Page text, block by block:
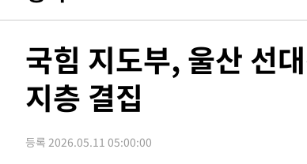
-7872초 전 >'월드컵 탈락 후폭풍' 축구협회…초유의 압수
-7274초 전 > [속보]종합특검, 대검 추가 압수수색…내란 중요
-3369초 전 >
[속보]코스닥, 800p 회복…0.26% 오른 801.67
-3299초 전 >
[속보]코스피, 301.88포인트(4.58%) 내린
-763초 전 >"여기 떨어졌다"…다누리, 스페이스X 로켓 달 충
국힘 지도부, 울산 선
지층 결집
등록 2026.05.11 05:00:00